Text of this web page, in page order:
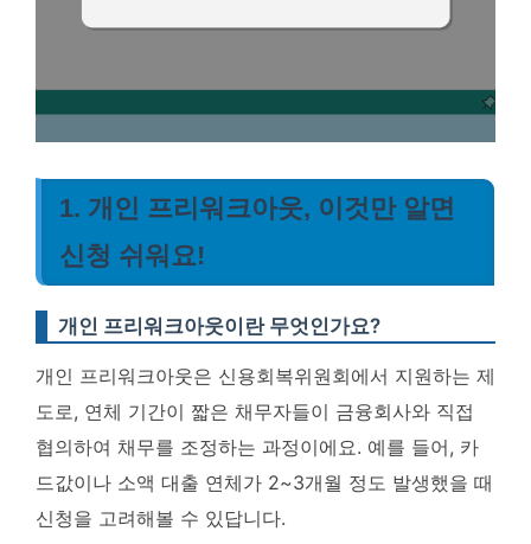
1. 개인 프리워크아웃, 이것만 알면
신청 쉬워요!
개인 프리워크아웃이란 무엇인가요?
개인 프리워크아웃은 신용회복위원회에서 지원하는 제
도로, 연체 기간이 짧은 채무자들이 금융회사와 직접
협의하여 채무를 조정하는 과정이에요. 예를 들어, 카
드값이나 소액 대출 연체가 2~3개월 정도 발생했을 때
신청을 고려해볼 수 있답니다.